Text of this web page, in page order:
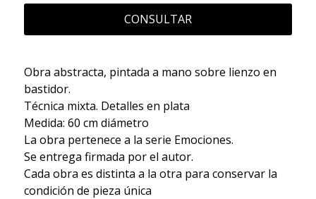
CONSULTAR
Obra abstracta, pintada a mano sobre lienzo en
bastidor.
Técnica mixta. Detalles en plata
Medida: 60 cm diámetro
La obra pertenece a la serie Emociones.
Se entrega firmada por el autor.
Cada obra es distinta a la otra para conservar la
condición de pieza única